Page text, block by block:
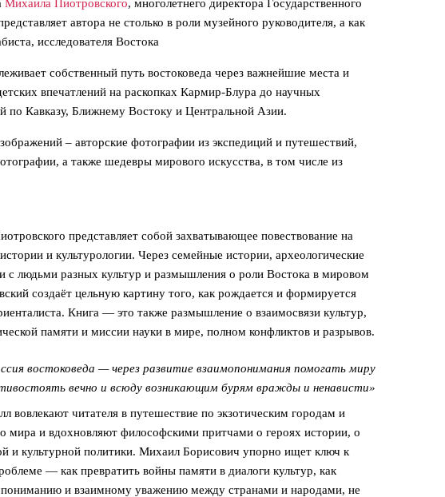
Михаила Пиотровского, многолетнего директора Государственного
автора не столько в роли музейного руководителя, а как
исследователя Востока
собственный путь востоковеда через важнейшие места и
впечатлений на раскопках Кармир-Блура до научных
по Кавказу, Ближнему Востоку и Центральной Азии.
– авторские фотографии из экспедиций и путешествий,
а также шедевры мирового искусства, в том числе из
представляет собой захватывающее повествование на
и культурологии. Через семейные истории, археологические
с людьми разных культур и размышления о роли Востока в мировом
создаёт цельную картину того, как рождается и формируется
Книга — это также размышление о взаимосвязи культур,
памяти и миссии науки в мире, полном конфликтов и разрывов.
востоковеда — через развитие взаимопонимания помогать миру
вечно и всюду возникающим бурям вражды и ненависти»
вовлекают читателя в путешествие по экзотическим городам и
мира и вдохновляют философскими притчами о героях истории, о
и культурной политики. Михаил Борисович упорно ищет ключ к
— как превратить войны памяти в диалоги культур, как
и взаимному уважению между странами и народами, не